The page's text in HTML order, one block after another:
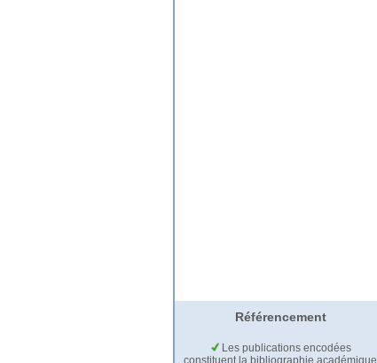
Référencement
Les publications encodées